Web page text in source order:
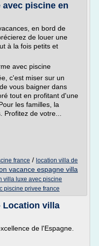
piscine en
en bord de
de louer une
à la fois petits et
avec piscine
c'est miser sur un
vous baigner dans
tout en profitant d'une
les familles, la
de votre...
france / location villa de
vacance espagne villa
villa luxe avec piscine
piscine privee france
Location villa
de l'Espagne.